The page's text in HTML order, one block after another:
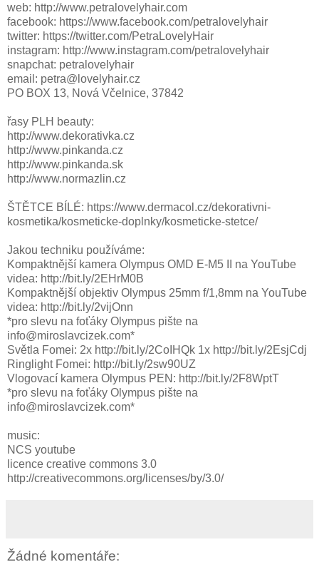
web: http://www.petralovelyhair.com
facebook: https://www.facebook.com/petralovelyhair
twitter: https://twitter.com/PetraLovelyHair
instagram: http://www.instagram.com/petralovelyhair
snapchat: petralovelyhair
email: petra@lovelyhair.cz
PO BOX 13, Nová Včelnice, 37842
řasy PLH beauty:
http://www.dekorativka.cz
http://www.pinkanda.cz
http://www.pinkanda.sk
http://www.normazlin.cz
ŠTĚTCE BÍLÉ: https://www.dermacol.cz/dekorativni-
kosmetika/kosmeticke-doplnky/kosmeticke-stetce/
Jakou techniku používáme:
Kompaktnější kamera Olympus OMD E-M5 II na YouTube
videa: http://bit.ly/2EHrM0B
Kompaktnější objektiv Olympus 25mm f/1,8mm na YouTube
videa: http://bit.ly/2vijOnn
*pro slevu na foťáky Olympus pište na
info@miroslavcizek.com*
Světla Fomei: 2x http://bit.ly/2CoIHQk 1x http://bit.ly/2EsjCdj
Ringlight Fomei: http://bit.ly/2sw90UZ
Vlogovací kamera Olympus PEN: http://bit.ly/2F8WptT
*pro slevu na foťáky Olympus pište na
info@miroslavcizek.com*
music:
NCS youtube
licence creative commons 3.0
http://creativecommons.org/licenses/by/3.0/
Žádné komentáře: